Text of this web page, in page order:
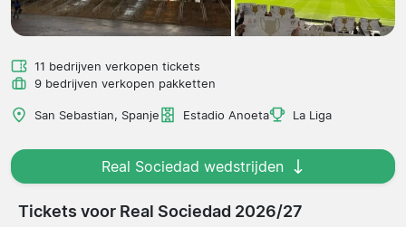
11 bedrijven verkopen tickets
9 bedrijven verkopen pakketten
San Sebastian, Spanje Estadio Anoeta La Liga
Real Sociedad wedstrijden
Tickets voor Real Sociedad 2026/27